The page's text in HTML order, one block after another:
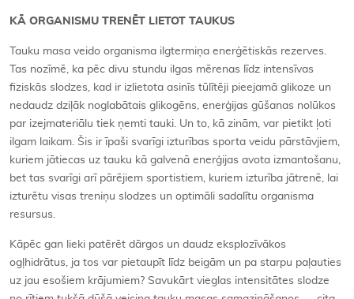
KĀ ORGANISMU TRENĒT LIETOT TAUKUS
Tauku masa veido organisma ilgtermiņa enerģētiskās rezerves.
Tas nozīmē, ka pēc divu stundu ilgas mērenas līdz intensīvas
fiziskās slodzes, kad ir izlietota asinīs tūlītēji pieejamā glikoze un
nedaudz dziļāk noglabātais glikogēns, enerģijas gūšanas nolūkos
par izejmateriālu tiek ņemti tauki. Un to, kā zinām, var pietikt ļoti
ilgam laikam. Šis ir īpaši svarīgi izturības sporta veidu pārstāvjiem,
kuriem jātiecas uz tauku kā galvenā enerģijas avota izmantošanu,
bet tas svarīgi arī pārējiem sportistiem, kuriem izturība jātrenē, lai
izturētu visas treniņu slodzes un optimāli sadalītu organisma
resursus.
Kāpēc gan lieki patērēt dārgos un daudz eksplozīvākos
ogļhidrātus, ja tos var pietaupīt līdz beigām un pa starpu paļauties
uz jau esošiem krājumiem? Savukārt vieglas intensitātes slodze